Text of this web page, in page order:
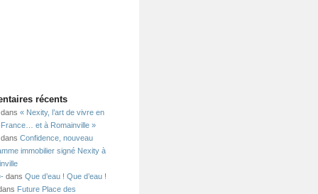
récents
« Nexity, l’art de vivre en
et à Romainville »
Confidence, nouveau
immobilier signé Nexity à
dansQue d’eau ! Que d’eau !
Future Place des